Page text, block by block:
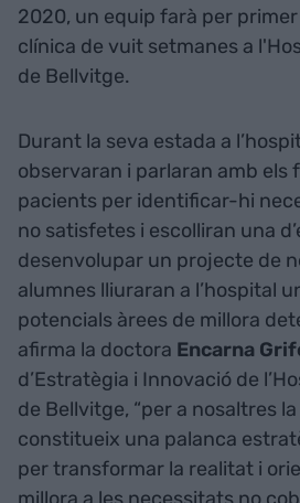
2020, un equip farà per
clínica de vuit setmanes a
de Bellvitge.
Durant la seva estada a
observaran i parlaran amb els
pacients per identificar-hi
no satisfetes i escolliran una
desenvolupar un projecte de
alumnes lliuraran a l’hospital
potencials àrees de millora
afirma la doctora Encarna
d’Estratègia i Innovació de
de Bellvitge, “per a nosaltres
constitueix una palanca
per transformar la realitat i